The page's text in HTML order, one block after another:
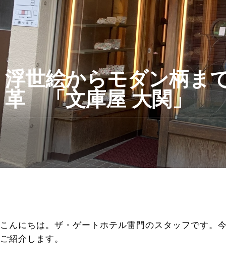
浮世絵からモダン柄ま
革 「文庫屋 大関」
こんにちは。ザ・ゲートホテル雷門のスタッフです。
ご紹介します。